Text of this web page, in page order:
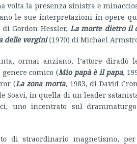
volta la presenza sinistra e
le sue interpretazioni in opere
Gordon Hessler, La morte dietro il
delle vergini(1970) di Michael
ormai anziano, l’attore diradò
comico (Mio papà è il papa,
(La zona morta, 1983, di David
Soavi, in quella di un leader
uno incentrato sul
di straordinario magnetismo,